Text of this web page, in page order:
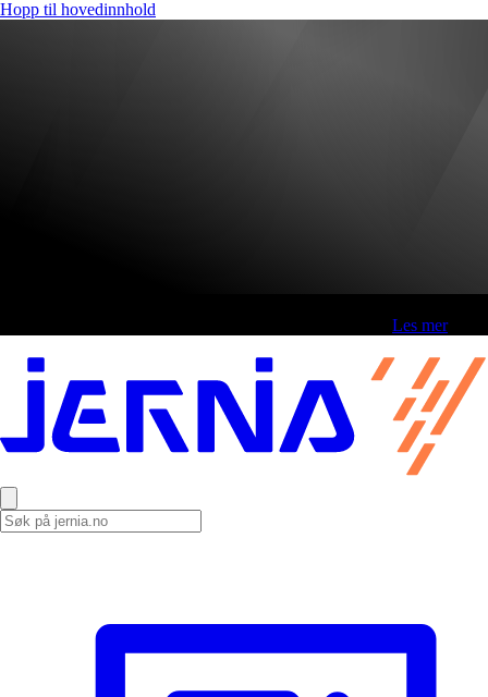
Hopp til hovedinnhold
Les mer